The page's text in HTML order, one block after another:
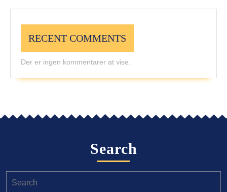
RECENT COMMENTS
Der er ingen kommentarer at vise.
Search
for: